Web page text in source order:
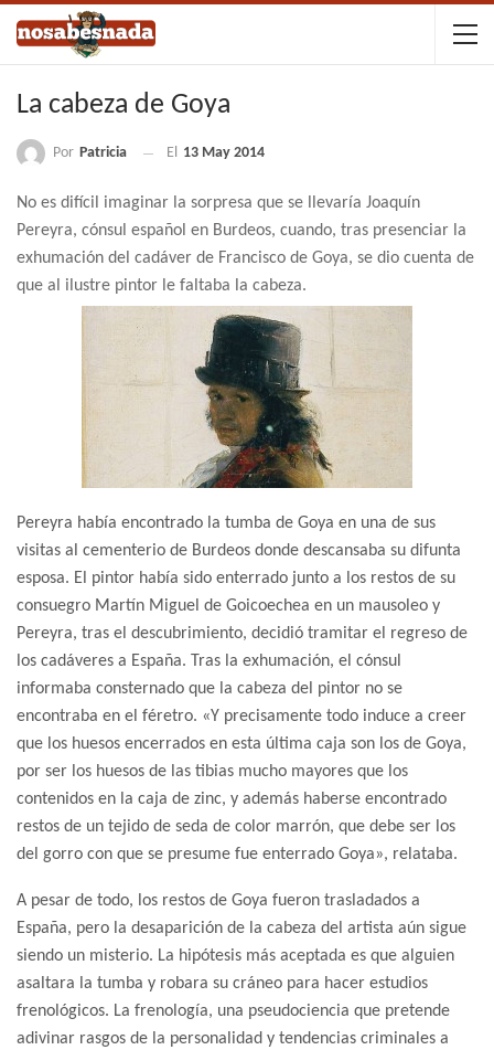
La cabeza de Goya
Por Patricia El 13 May 2014
No es difícil imaginar la sorpresa que se llevaría Joaquín
Pereyra, cónsul español en Burdeos, cuando, tras presenciar la
exhumación del cadáver de Francisco de Goya, se dio cuenta de
que al ilustre pintor le faltaba la cabeza.
Pereyra había encontrado la tumba de Goya en una de sus
visitas al cementerio de Burdeos donde descansaba su difunta
esposa. El pintor había sido enterrado junto a los restos de su
consuegro Martín Miguel de Goicoechea en un mausoleo y
Pereyra, tras el descubrimiento, decidió tramitar el regreso de
los cadáveres a España. Tras la exhumación, el cónsul
informaba consternado que la cabeza del pintor no se
encontraba en el féretro. «Y precisamente todo induce a creer
que los huesos encerrados en esta última caja son los de Goya,
por ser los huesos de las tibias mucho mayores que los
contenidos en la caja de zinc, y además haberse encontrado
restos de un tejido de seda de color marrón, que debe ser los
del gorro con que se presume fue enterrado Goya», relataba.
A pesar de todo, los restos de Goya fueron trasladados a
España, pero la desaparición de la cabeza del artista aún sigue
siendo un misterio. La hipótesis más aceptada es que alguien
asaltara la tumba y robara su cráneo para hacer estudios
frenológicos. La frenología, una pseudociencia que pretende
adivinar rasgos de la personalidad y tendencias criminales a